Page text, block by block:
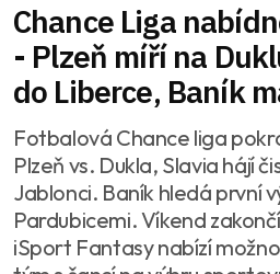
Chance Liga
- Plzeň míří na
do Liberce, Baník
Fotbalová Chance liga
Plzeň vs. Dukla, Slavia hájí
Jablonci. Baník hledá první
Pardubicemi. Víkend
iSport Fantasy nabízí